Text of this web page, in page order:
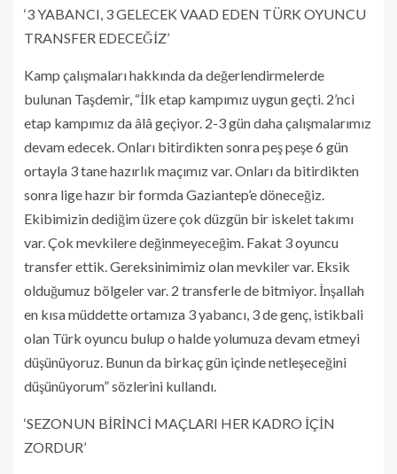
‘3 YABANCI, 3 GELECEK VAAD EDEN TÜRK OYUNCU
TRANSFER EDECEĞİZ’
Kamp çalışmaları hakkında da değerlendirmelerde
bulunan Taşdemir, “İlk etap kampımız uygun geçti. 2’nci
etap kampımız da âlâ geçiyor. 2-3 gün daha çalışmalarımız
devam edecek. Onları bitirdikten sonra peş peşe 6 gün
ortayla 3 tane hazırlık maçımız var. Onları da bitirdikten
sonra lige hazır bir formda Gaziantep’e döneceğiz.
Ekibimizin dediğim üzere çok düzgün bir iskelet takımı
var. Çok mevkilere değinmeyeceğim. Fakat 3 oyuncu
transfer ettik. Gereksinimimiz olan mevkiler var. Eksik
olduğumuz bölgeler var. 2 transferle de bitmiyor. İnşallah
en kısa müddette ortamıza 3 yabancı, 3 de genç, istikbali
olan Türk oyuncu bulup o halde yolumuza devam etmeyi
düşünüyoruz. Bunun da birkaç gün içinde netleşeceğini
düşünüyorum” sözlerini kullandı.
‘SEZONUN BİRİNCİ MAÇLARI HER KADRO İÇİN
ZORDUR’